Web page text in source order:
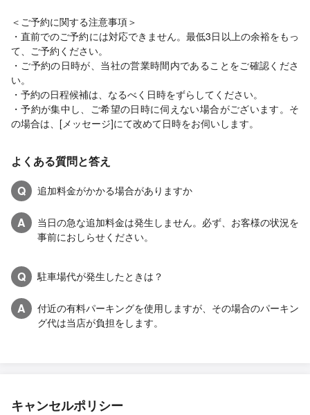
＜ご予約に関する注意事項＞
・直前でのご予約には対応できません。最低3日以上の余裕をもっ
て、ご予約ください。
・ご予約の日時が、当社の営業時間内であることをご確認くださ
い。
・予約の日程候補は、なるべく日時をずらしてください。
・予約が集中し、ご希望の日時に伺えない場合がございます。そ
の場合は、[メッセージ]にて改めて日時をお伺いします。
よくある質問と答え
Q
追加料金がかかる場合がありますか
A
当日の急な追加料金は発生しません。必ず、お客様の状況を
事前におしらせください。
Q 駐車場代が発生したときは？
A
付近の有料パーキングを使用しますが、その場合のパーキン
グ代は当店が負担をします。
キャンセルポリシー